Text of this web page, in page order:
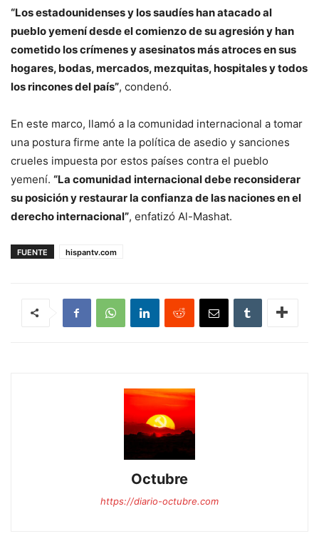
“Los estadounidenses y los saudíes han atacado al
pueblo yemení desde el comienzo de su agresión y han
cometido los crímenes y asesinatos más atroces en sus
hogares, bodas, mercados, mezquitas, hospitales y todos
los rincones del país”, condenó.
En este marco, llamó a la comunidad internacional a tomar
una postura firme ante la política de asedio y sanciones
crueles impuesta por estos países contra el pueblo
yemení. “La comunidad internacional debe reconsiderar
su posición y restaurar la confianza de las naciones en el
derecho internacional”, enfatizó Al-Mashat.
FUENTE hispantv.com
Octubre
https://diario-octubre.com